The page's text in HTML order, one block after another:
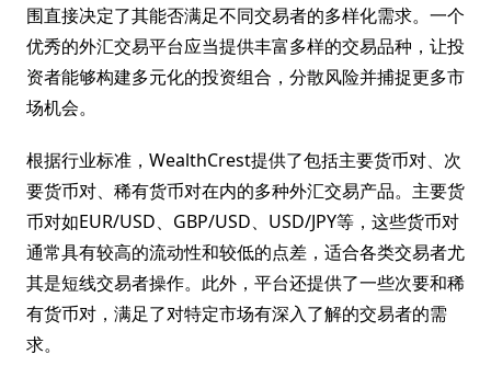
围直接决定了其能否满足不同交易者的多样化需求。一个
优秀的外汇交易平台应当提供丰富多样的交易品种，让投
资者能够构建多元化的投资组合，分散风险并捕捉更多市
场机会。
根据行业标准，WealthCrest提供了包括主要货币对、次
要货币对、稀有货币对在内的多种外汇交易产品。主要货
币对如EUR/USD、GBP/USD、USD/JPY等，这些货币对
通常具有较高的流动性和较低的点差，适合各类交易者尤
其是短线交易者操作。此外，平台还提供了一些次要和稀
有货币对，满足了对特定市场有深入了解的交易者的需
求。